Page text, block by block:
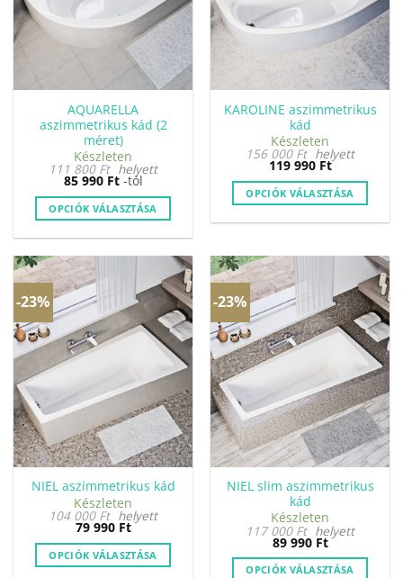
termékoldalon
választhatók
AQUARELLA
aszimmetrikus kád (2
méret)
Készleten
111 800 Ft helyett
85 990 Ft-tól
OPCIÓK VÁLASZTÁSA
variációja
van.
A
termékoldalon
választhatók
KAROLINE aszimmetrikus
kád
Készleten
156 000 Ft helyett
119 990 Ft
OPCIÓK VÁLASZTÁSA
terméknek
variációja
van.
A
változatok
termékoldalon
választhatók
ki
-23%
NIEL aszimmetrikus kád
Készleten
104 000 Ft helyett
79 990 Ft
OPCIÓK VÁLASZTÁSA
-23%
NIEL slim aszimmetrikus
kád
Készleten
117 000 Ft helyett
89 990 Ft
OPCIÓK VÁLASZTÁSA